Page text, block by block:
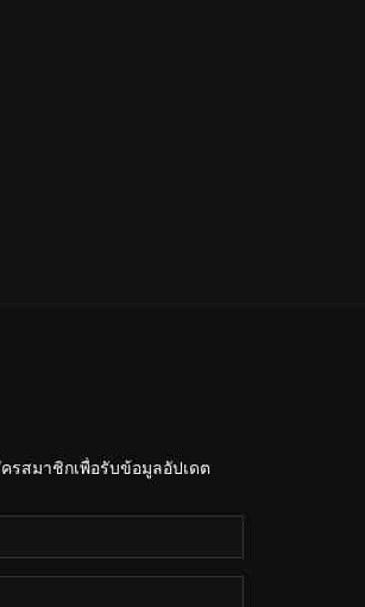
รสมาชิกเพื่อรับข้อมูลอัปเดต